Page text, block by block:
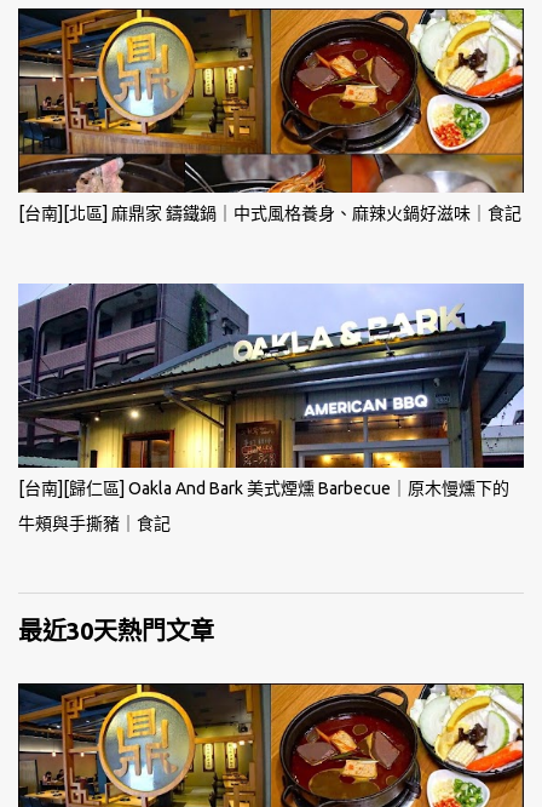
[台南][北區] 麻鼎家 鑄鐵鍋｜中式風格養身、麻辣火鍋好滋味｜食記
[台南][歸仁區] Oakla And Bark 美式煙燻 Barbecue｜原木慢燻下的
牛頰與手撕豬｜食記
最近30天熱門文章